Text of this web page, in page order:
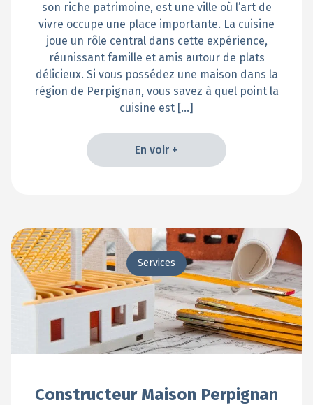
son riche patrimoine, est une ville où l’art de
vivre occupe une place importante. La cuisine
joue un rôle central dans cette expérience,
réunissant famille et amis autour de plats
délicieux. Si vous possédez une maison dans la
région de Perpignan, vous savez à quel point la
cuisine est […]
En voir +
Services
Constructeur Maison Perpignan